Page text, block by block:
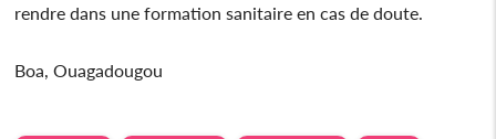
rendre dans une formation sanitaire en cas de doute.
Boa, Ouagadougou